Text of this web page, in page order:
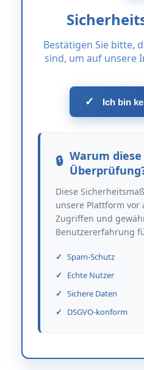
Bestätigen Sie bitte,
sind, um auf unsere
✓ Ich bin
Warum diese
Diese
unsere Plattform vor
Zugriffen und
Benutzererfahrung
Spam-Schutz
Echte Nutzer
Sichere Daten
DSGVO-konform